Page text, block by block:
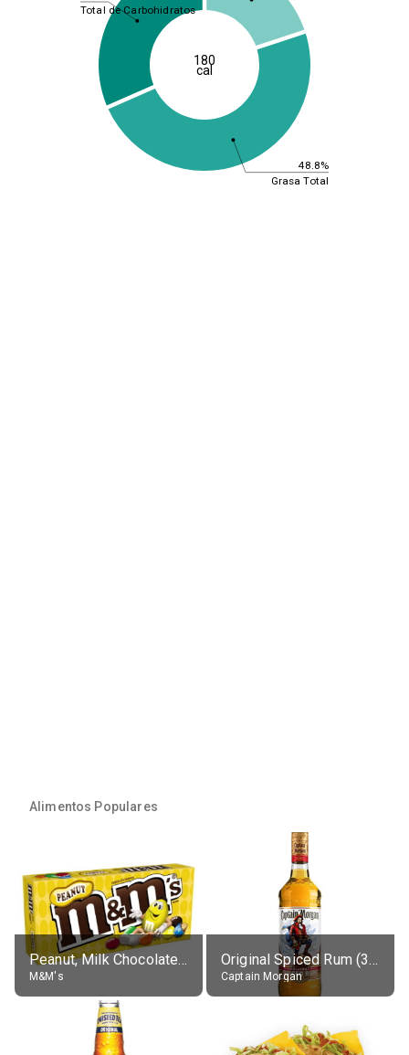
48.8%
Grasa Total
Total de Carbohidratos
180
cal
Alimentos Populares
Peanut, Milk Chocolate Candies
M&M's
Original Spiced Rum (35% alc.)
Captain Morgan